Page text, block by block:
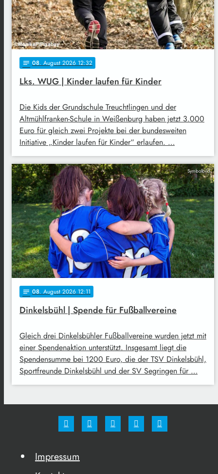
notes 08. August 2026 12:32
Lks. WUG | Kinder laufen für Kinder
Die Kids der Grundschule Treuchtlingen und der
Altmühlfranken-Schule in Weißenburg haben jetzt 3.000
Euro für gleich zwei Projekte bei der bundesweiten
Initiative „Kinder laufen für Kinder“ erlaufen. …
Symbolbild
notes 08. August 2026 12:11
Dinkelsbühl | Spende für Fußballvereine
Gleich drei Dinkelsbühler Fußballvereine wurden jetzt mit
einer Spendenaktion unterstützt. Insgesamt liegt die
Spendensumme bei 1200 Euro, die der TSV Dinkelsbühl,
Sportfreunde Dinkelsbühl und der SV Segringen für …
Impressum